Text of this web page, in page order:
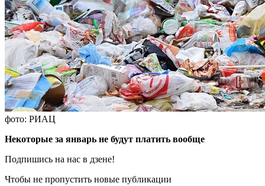
фото: РИАЦ
Некоторые за январь не будут платить вообще
Подпишись на нас в дзене!
Чтобы не пропустить новые публикации